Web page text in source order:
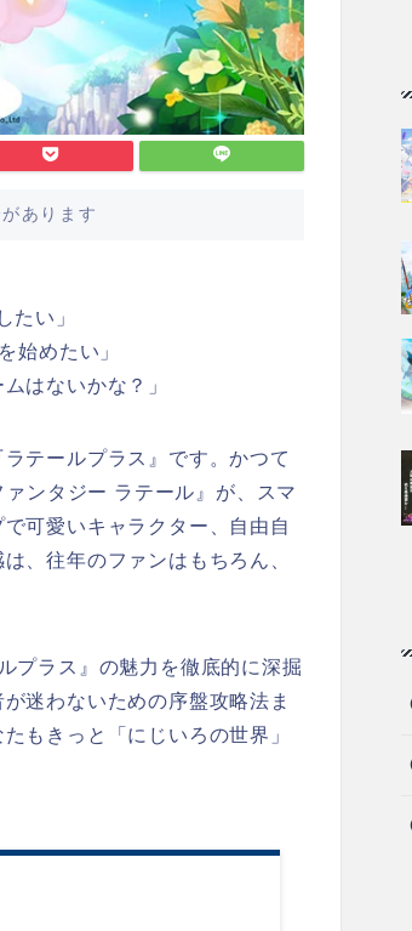
あります
たい」
始めたい」
はないかな？」
テールプラス』です。かつて
ンタジー ラテール』が、スマ
可愛いキャラクター、自由自
、往年のファンはもちろん、
プラス』の魅力を徹底的に深掘
迷わないための序盤攻略法ま
もきっと「にじいろの世界」